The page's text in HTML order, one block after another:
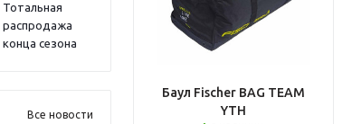
Тотальная
распродажа
конца сезона
Все новости
Баул Fischer BAG TEAM
YTH